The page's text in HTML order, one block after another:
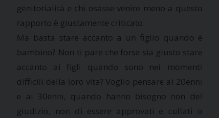
genitorialità e chi osasse venire meno a questo
rapporto è giustamente criticato.
Ma basta stare accanto a un figlio quando è
bambino? Non ti pare che forse sia giusto stare
accanto ai figli quando sono nei momenti
difficili della loro vita? Voglio pensare ai 20enni
e ai 30enni, quando hanno bisogno non del
giudizio, non di essere approvati e cullati o